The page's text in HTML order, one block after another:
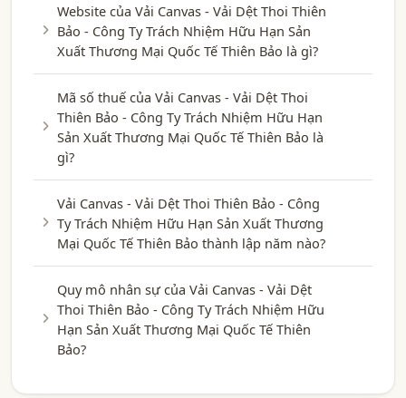
Website của Vải Canvas - Vải Dệt Thoi Thiên
Bảo - Công Ty Trách Nhiệm Hữu Hạn Sản
Xuất Thương Mại Quốc Tế Thiên Bảo là gì?
Mã số thuế của Vải Canvas - Vải Dệt Thoi
Thiên Bảo - Công Ty Trách Nhiệm Hữu Hạn
Sản Xuất Thương Mại Quốc Tế Thiên Bảo là
gì?
Vải Canvas - Vải Dệt Thoi Thiên Bảo - Công
Ty Trách Nhiệm Hữu Hạn Sản Xuất Thương
Mại Quốc Tế Thiên Bảo thành lập năm nào?
Quy mô nhân sự của Vải Canvas - Vải Dệt
Thoi Thiên Bảo - Công Ty Trách Nhiệm Hữu
Hạn Sản Xuất Thương Mại Quốc Tế Thiên
Bảo?